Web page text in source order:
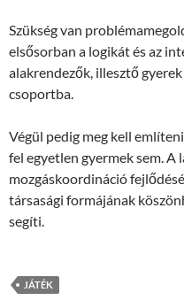
Szükség van
elsősorban a logikát és az
alakrendezők, illesztő
csoportba.
Végül pedig meg kell
fel egyetlen gyermek sem. A
mozgáskoordináció
társasági formájának
segíti.
JÁTÉK